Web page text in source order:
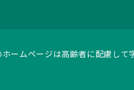
ームページは高齢者に配慮して